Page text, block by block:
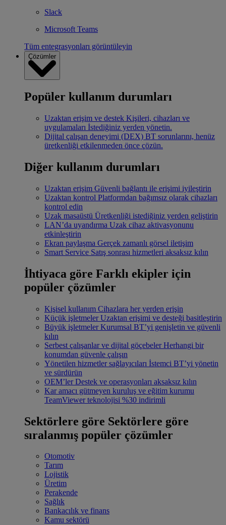
Slack
Microsoft Teams
Tüm entegrasyonları görüntüleyin
Çözümler
Popüler kullanım durumları
Uzaktan erişim ve destek Kişileri, cihazları ve
uygulamaları İstediğiniz yerden yönetin.
Dijital çalışan deneyimi (DEX) BT sorunlarını, henüz
üretkenliği etkilenmeden önce çözün.
Diğer kullanım durumları
Uzaktan erişim Güvenli bağlantı ile erişimi iyileştirin
Uzaktan kontrol Platformdan bağımsız olarak cihazları
kontrol edin
Uzak masaüstü Üretkenliği istediğiniz yerden geliştirin
LAN’da uyandırma Uzak cihaz aktivasyonunu
etkinleştirin
Ekran paylaşma Gerçek zamanlı görsel iletişim
Smart Service Satış sonrası hizmetleri aksaksız kılın
İhtiyaca göre Farklı ekipler için
popüler çözümler
Kişisel kullanım Cihazlara her yerden erişin
Küçük işletmeler Uzaktan erişimi ve desteği basitleştirin
Büyük işletmeler Kurumsal BT’yi genişletin ve güvenli
kılın
Serbest çalışanlar ve dijital göçebeler Herhangi bir
konumdan güvenle çalışın
Yönetilen hizmetler sağlayıcıları İstemci BT’yi yönetin
ve sürdürün
OEM’ler Destek ve operasyonları aksaksız kılın
Kar amacı gütmeyen kuruluş ve eğitim kurumu
TeamViewer teknolojisi %30 indirimli
Sektörlere göre Sektörlere göre
sıralanmış popüler çözümler
Otomotiv
Tarım
Lojistik
Üretim
Perakende
Sağlık
Bankacılık ve finans
Kamu sektörü